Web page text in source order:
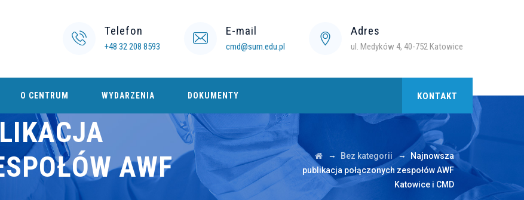
Telefon
+48 32 208 8593
E-mail
cmd@sum.edu.pl
Adres
ul. Medyków 4, 40-752 Katowice
O CENTRUM WYDARZENIA DOKUMENTY KONTAKT
AWF
→ Bez kategorii →
Najnowsza
publikacja połączonych zespołów AWF
Katowice i CMD